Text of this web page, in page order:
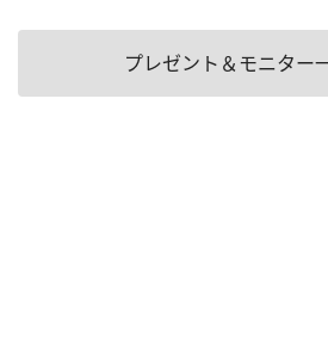
プレゼント＆モニター